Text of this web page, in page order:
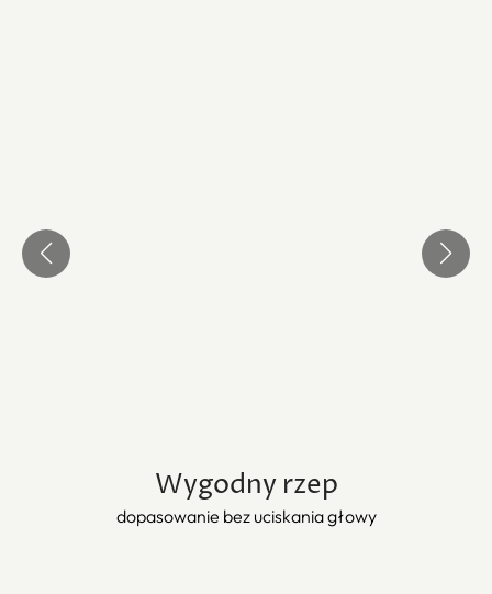
Wygodny rzep
dopasowanie bez uciskania głowy